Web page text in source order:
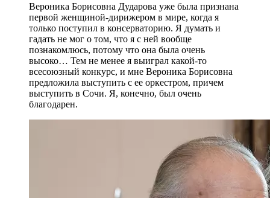
Вероника Борисовна Дударова уже была признана
первой женщиной-дирижером в мире, когда я
только поступил в консерваторию. Я думать и
гадать не мог о том, что я с ней вообще
познакомлюсь, потому что она была очень
высоко… Тем не менее я выиграл какой-то
всесоюзный конкурс, и мне Вероника Борисовна
предложила выступить с ее оркестром, причем
выступить в Сочи. Я, конечно, был очень
благодарен.